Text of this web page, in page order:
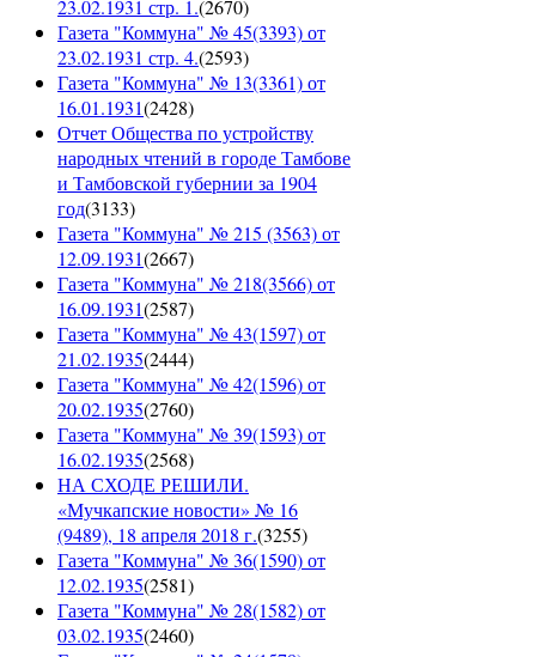
23.02.1931 стр. 1.(2670)
Газета "Коммуна" № 45(3393) от
23.02.1931 стр. 4.(2593)
Газета "Коммуна" № 13(3361) от
16.01.1931(2428)
Отчет Общества по устройству
народных чтений в городе Тамбове
и Тамбовской губернии за 1904
год(3133)
Газета "Коммуна" № 215 (3563) от
12.09.1931(2667)
Газета "Коммуна" № 218(3566) от
16.09.1931(2587)
Газета "Коммуна" № 43(1597) от
21.02.1935(2444)
Газета "Коммуна" № 42(1596) от
20.02.1935(2760)
Газета "Коммуна" № 39(1593) от
16.02.1935(2568)
НА СХОДЕ РЕШИЛИ.
«Мучкапские новости» № 16
(9489), 18 апреля 2018 г.(3255)
Газета "Коммуна" № 36(1590) от
12.02.1935(2581)
Газета "Коммуна" № 28(1582) от
03.02.1935(2460)